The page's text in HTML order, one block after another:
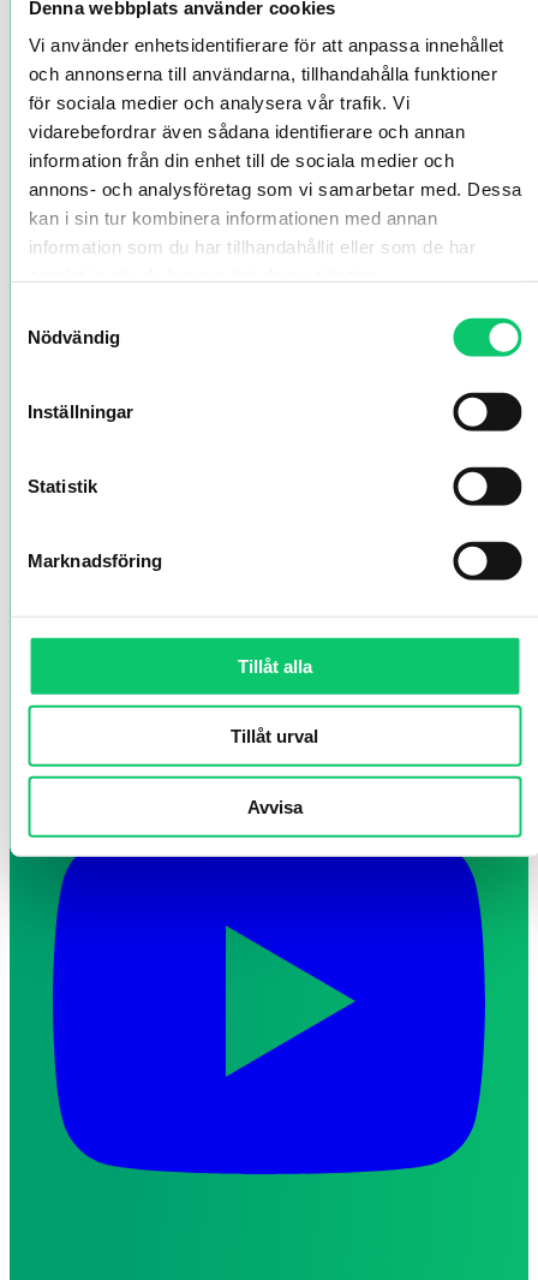
Denna webbplats använder cookies
Vi använder enhetsidentifierare för att anpassa innehållet
och annonserna till användarna, tillhandahålla funktioner
för sociala medier och analysera vår trafik. Vi
vidarebefordrar även sådana identifierare och annan
information från din enhet till de sociala medier och
annons- och analysföretag som vi samarbetar med. Dessa
kan i sin tur kombinera informationen med annan
information som du har tillhandahållit eller som de har
Nödvändig
Inställningar
Statistik
Marknadsföring
Tillåt alla
Tillåt urval
Avvisa